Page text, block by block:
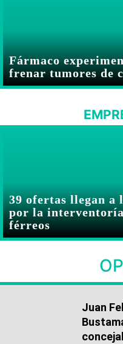
Fármaco
frenar tumores de
39 ofertas llegan
por la
férreos
Juan